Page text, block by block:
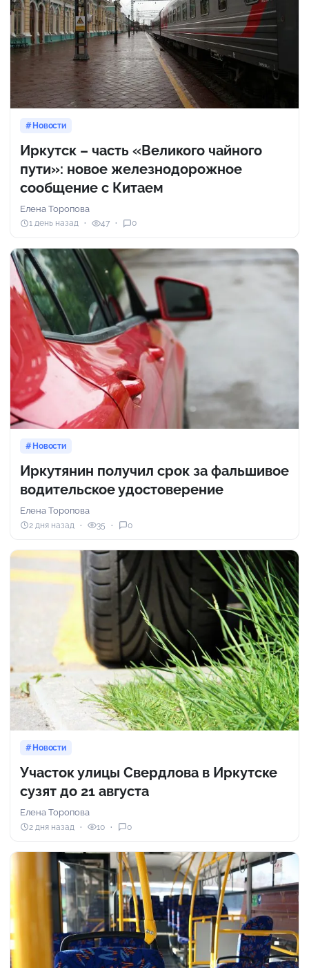
Новости
Иркутск – часть «Великого чайного
пути»: новое железнодорожное
сообщение с Китаем
Елена Торопова
1 день назад 47 0
Новости
Иркутянин получил срок за фальшивое
водительское удостоверение
Елена Торопова
2 дня назад 35 0
Новости
Участок улицы Свердлова в Иркутске
сузят до 21 августа
Елена Торопова
2 дня назад 10 0